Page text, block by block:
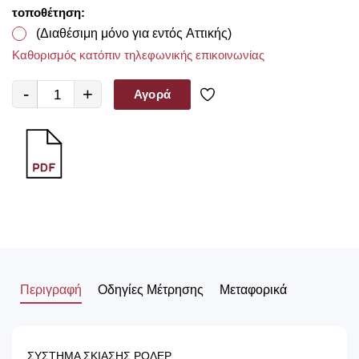
τοποθέτηση:
(Διαθέσιμη μόνο για εντός Αττικής)
Καθορισμός κατόπιν τηλεφωνικής επικοινωνίας
- + Αγορά
Περιγραφή Οδηγίες Μέτρησης Μεταφορικά
ΣΥΣΤΗΜΑ ΣΚΙΑΣΗΣ ΡΟΛΕΡ